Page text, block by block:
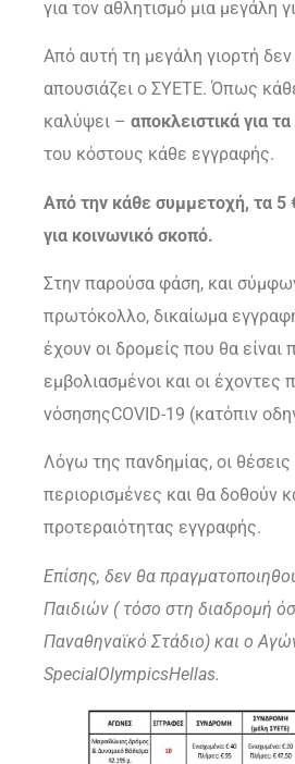
για τον αθλητισμό μια μεγάλη
Από αυτή τη μεγάλη γιορτή
απουσιάζει ο ΣΥΕΤΕ. Όπως
καλύψει – αποκλειστικά για
του κόστους κάθε εγγραφής.
Από την κάθε συμμετοχή, τα 5
για κοινωνικό σκοπό.
Στην παρούσα φάση, και
πρωτόκολλο, δικαίωμα
έχουν οι δρομείς που θα είναι
εμβολιασμένοι και οι έχοντες
νόσησηςCOVID-19 (κατόπιν
Λόγω της πανδημίας, οι θέσεις
περιορισμένες και θα δοθούν
προτεραιότητας εγγραφής.
Επίσης, δεν θα
Παιδιών ( τόσο στη διαδρομή
Παναθηναϊκό Στάδιο) και ο
SpecialOlympicsHellas.